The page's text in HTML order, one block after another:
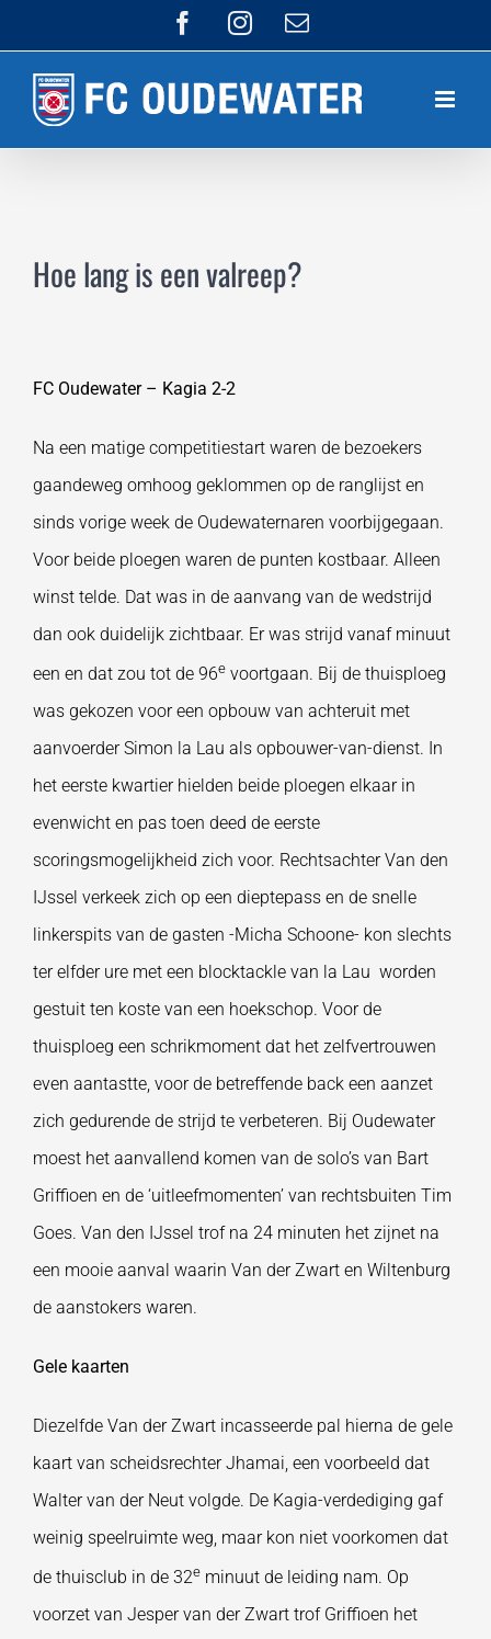
naar
inhoud
FacebookInstagram
E-
mail
Hoe lang is een valreep?
FC Oudewater – Kagia 2-2
Na een matige competitiestart waren de bezoekers
gaandeweg omhoog geklommen op de ranglijst en
sinds vorige week de Oudewaternaren voorbijgegaan.
Voor beide ploegen waren de punten kostbaar. Alleen
winst telde. Dat was in de aanvang van de wedstrijd
dan ook duidelijk zichtbaar. Er was strijd vanaf minuut
een en dat zou tot de 96e voortgaan. Bij de thuisploeg
was gekozen voor een opbouw van achteruit met
aanvoerder Simon la Lau als opbouwer-van-dienst. In
het eerste kwartier hielden beide ploegen elkaar in
evenwicht en pas toen deed de eerste
scoringsmogelijkheid zich voor. Rechtsachter Van den
IJssel verkeek zich op een dieptepass en de snelle
linkerspits van de gasten -Micha Schoone- kon slechts
ter elfder ure met een blocktackle van la Lau worden
gestuit ten koste van een hoekschop. Voor de
thuisploeg een schrikmoment dat het zelfvertrouwen
even aantastte, voor de betreffende back een aanzet
zich gedurende de strijd te verbeteren. Bij Oudewater
moest het aanvallend komen van de solo’s van Bart
Griffioen en de ‘uitleefmomenten’ van rechtsbuiten Tim
Goes. Van den IJssel trof na 24 minuten het zijnet na
een mooie aanval waarin Van der Zwart en Wiltenburg
de aanstokers waren.
Gele kaarten
Diezelfde Van der Zwart incasseerde pal hierna de gele
kaart van scheidsrechter Jhamai, een voorbeeld dat
Walter van der Neut volgde. De Kagia-verdediging gaf
weinig speelruimte weg, maar kon niet voorkomen dat
de thuisclub in de 32e minuut de leiding nam. Op
voorzet van Jesper van der Zwart trof Griffioen het